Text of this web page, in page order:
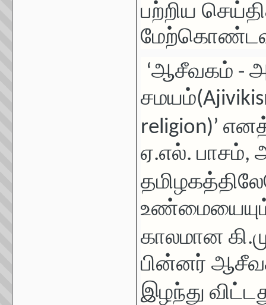
பற்றிய
‘ஆசீவகம் -
religion)’
ஏ.எல். பாசம்,
உண்மையையும்
காலமான
பின்னர்
இழந்து